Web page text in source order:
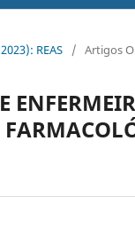
REAS / Artigos